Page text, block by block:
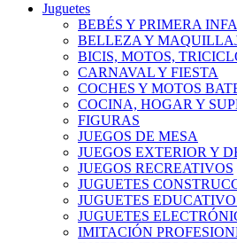
Juguetes
BEBÉS Y PRIMERA
BELLEZA Y
BICIS, MOTOS,
CARNAVAL Y FIESTA
COCHES Y MOTOS
COCINA, HOGAR Y
FIGURAS
JUEGOS DE MESA
JUEGOS EXTERIOR Y
JUEGOS RECREATIVOS
JUGUETES
JUGUETES
JUGUETES
IMITACIÓN